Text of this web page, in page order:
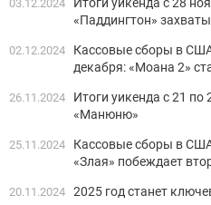
03.12.2024
«Паддингтон»
02.12.2024
Кассовые сборы в
декабря: «Моана 2»
26.11.2024
Итоги уикенда с 21 по
«Манюню»
25.11.2024
Кассовые сборы в
«Злая» побеждает
20.11.2024 2025 год станет